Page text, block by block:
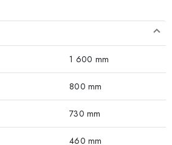
1 600 mm
800 mm
730 mm
460 mm